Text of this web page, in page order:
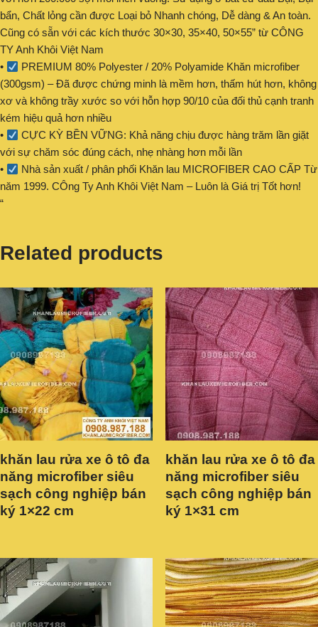
bẩn, Chất lỏng cần được Loại bỏ Nhanh chóng, Dễ dàng & An toàn.
Cũng có sẵn với các kích thước 30×30, 35×40, 50×55” từ CÔNG
TY Anh Khôi Việt Nam
•
PREMIUM 80% Polyester / 20% Polyamide Khăn microfiber
(300gsm) – Đã được chứng minh là mềm hơn, thấm hút hơn, không
xơ và không trầy xước so với hỗn hợp 90/10 của đối thủ cạnh tranh
kém hiệu quả hơn nhiều
•
CỰC KỲ BỀN VỮNG: Khả năng chịu được hàng trăm lần giặt
với sự chăm sóc đúng cách, nhẹ nhàng hơn mỗi lần
•
Nhà sản xuất / phân phối Khăn lau MICROFIBER CAO CẤP Từ
năm 1999. CÔng Ty Anh Khôi Việt Nam – Luôn là Giá trị Tốt hơn!
“
Related products
khăn lau rửa xe ô tô đa
năng microfiber siêu
sạch công nghiệp bán
ký 1×22 cm
khăn lau rửa xe ô tô đa
năng microfiber siêu
sạch công nghiệp bán
ký 1×31 cm